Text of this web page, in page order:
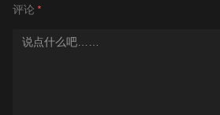
评论 *